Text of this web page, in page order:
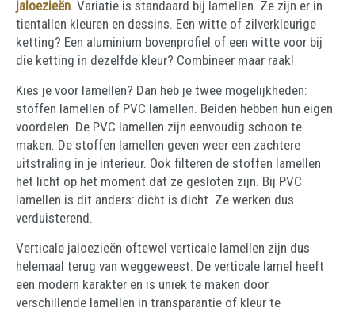
jaloezieën. Variatie is standaard bij lamellen. Ze zijn er in
tientallen kleuren en dessins. Een witte of zilverkleurige
ketting? Een aluminium bovenprofiel of een witte voor bij
die ketting in dezelfde kleur? Combineer maar raak!
Kies je voor lamellen? Dan heb je twee mogelijkheden:
stoffen lamellen of PVC lamellen. Beiden hebben hun eigen
voordelen. De PVC lamellen zijn eenvoudig schoon te
maken. De stoffen lamellen geven weer een zachtere
uitstraling in je interieur. Ook filteren de stoffen lamellen
het licht op het moment dat ze gesloten zijn. Bij PVC
lamellen is dit anders: dicht is dicht. Ze werken dus
verduisterend.
Verticale jaloezieën oftewel verticale lamellen zijn dus
helemaal terug van weggeweest. De verticale lamel heeft
een modern karakter en is uniek te maken door
verschillende lamellen in transparantie of kleur te